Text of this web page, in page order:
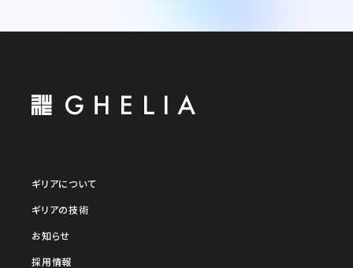
ギリアについて
ギリアの技術
お知らせ
採用情報